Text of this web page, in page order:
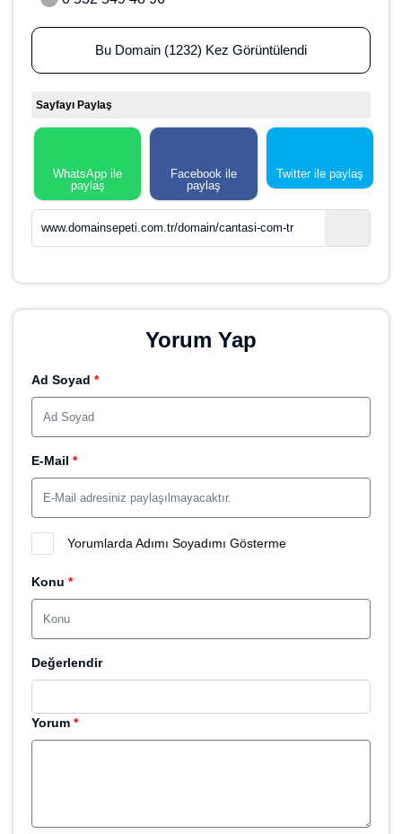
0 532 549 48 96
Bu Domain (1232) Kez Görüntülendi
Sayfayı Paylaş
WhatsApp ile
paylaş
Facebook ile
paylaş
Twitter ile paylaş
www.domainsepeti.com.tr/domain/cantasi-com-tr
Yorum Yap
Ad Soyad
E-Mail
Yorumlarda Adımı Soyadımı Gösterme
Konu
Değerlendir